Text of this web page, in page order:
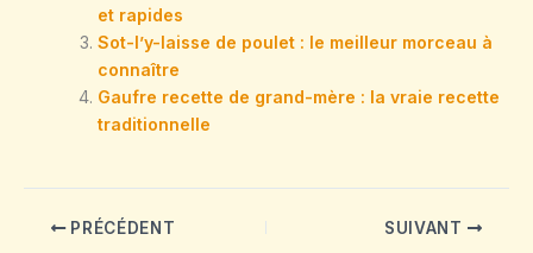
et rapides
Sot-l’y-laisse de poulet : le meilleur morceau à
connaître
Gaufre recette de grand-mère : la vraie recette
traditionnelle
PRÉCÉDENT SUIVANT